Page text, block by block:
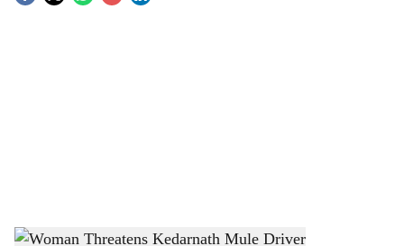
Viral Video-Dainik Gomantak